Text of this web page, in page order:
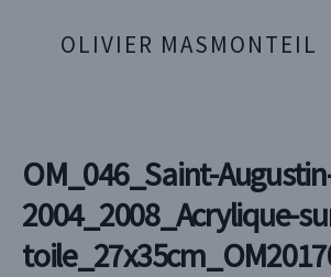
OLIVIER MASMONTEIL
OM_046_Saint-
2004_2008_Acrylique-